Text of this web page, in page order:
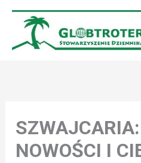
Przejdź
treści
NOWOŚCI I